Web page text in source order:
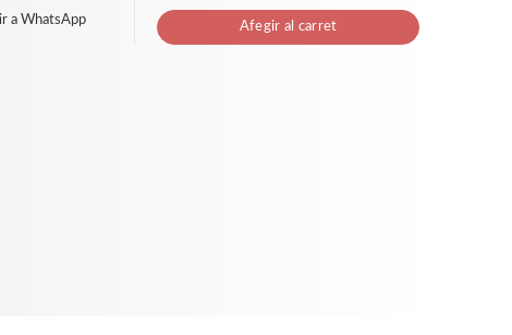
a WhatsApp Afegir al carret